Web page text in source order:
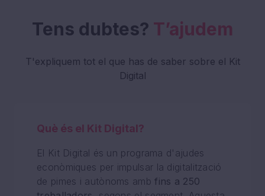
Tens dubtes? T’ajudem
T'expliquem tot el que has de saber sobre el Kit
Digital
Què és el Kit Digital?
El Kit Digital és un programa d'ajudes
econòmiques per impulsar la digitalització
de pimes i autònoms ambfins a 250